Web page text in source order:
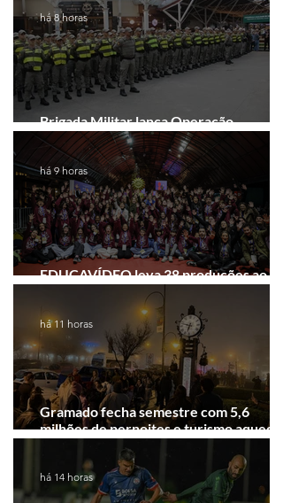
Brigada Militar lança Operação
Convergência na Região das Hortênsias
há 8 horas
EDUCAVÍDEO leva 38 produções ao
Festival de Cinema de Gramado
há 9 horas
Gramado fecha semestre com 5,6
milhões de pernoites e turismo
Junho desponta!
há 11 horas
há 14 horas